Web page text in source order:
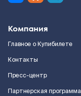
Компания
Главное о Купибилете
Контакты
Пресс-центр
Партнерская программа